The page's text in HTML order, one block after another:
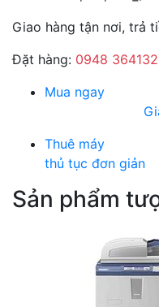
Giao hàng tận nơi, trả
Đặt hàng: 0948 364132
Mua ngay
Thuê máy
thủ tục đơn giản
Sản phẩm